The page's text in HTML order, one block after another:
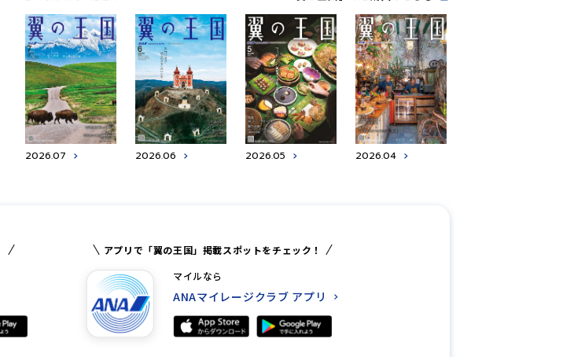
2026.07 2026.06 2026.05 2026.04
アプリで「翼の王国」掲載スポットをチェック！
マイルなら
ANAマイレージクラブ アプリ